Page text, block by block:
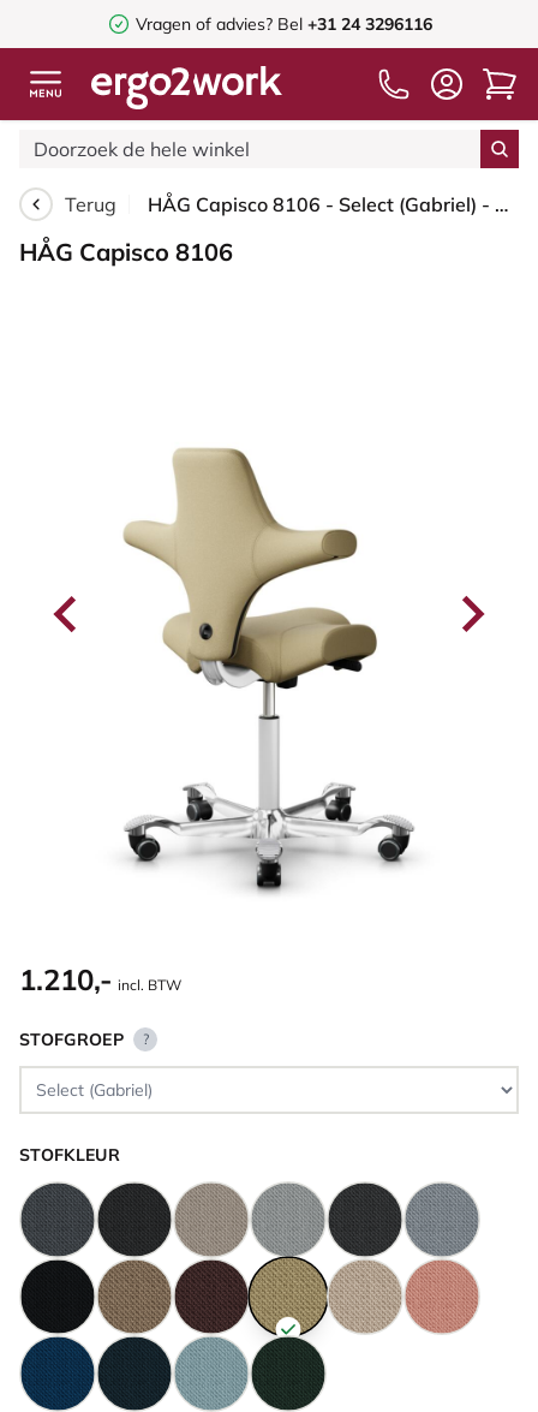
Vragen of advies? Bel +31 24 3296116
Terug HÅG Capisco 8106 - Select (Gabriel) - Wol / Polyamide - SC62097 - Light ochre - Framekleur - Wit - Gasveer - 150 mm (Zithoogte 40-55cm) - Vloercontact - Harde wielen t.b.v. zachte vloeren - Voetenring - Nee, geen voetenring - Voetster - Ja, voetster in...
HÅG Capisco 8106
1.210,- incl. BTW
STOFGROEP ?
STOFKLEUR